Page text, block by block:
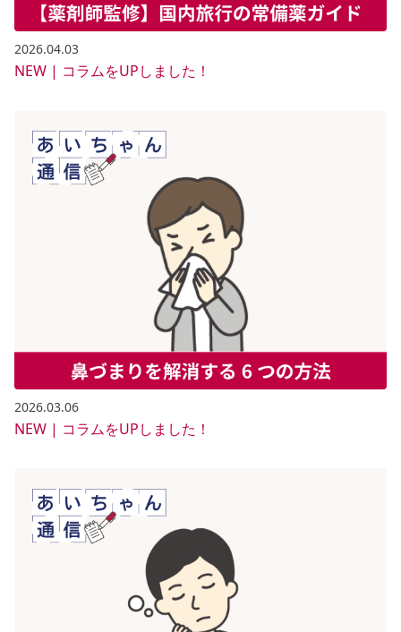
2026.04.03
NEW | コラムをUPしました！
2026.03.06
NEW | コラムをUPしました！